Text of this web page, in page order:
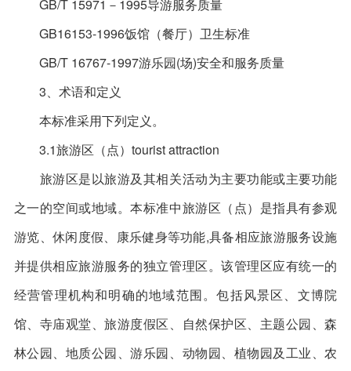
GB/T 15971－1995导游服务质量
GB16153-1996饭馆（餐厅）卫生标准
GB/T 16767-1997游乐园(场)安全和服务质量
3、术语和定义
本标准采用下列定义。
3.1旅游区（点）tourist attraction
旅游区是以旅游及其相关活动为主要功能或主要功能
之一的空间或地域。本标准中旅游区（点）是指具有参观
游览、休闲度假、康乐健身等功能,具备相应旅游服务设施
并提供相应旅游服务的独立管理区。该管理区应有统一的
经营管理机构和明确的地域范围。包括风景区、文博院
馆、寺庙观堂、旅游度假区、自然保护区、主题公园、森
林公园、地质公园、游乐园、动物园、植物园及工业、农